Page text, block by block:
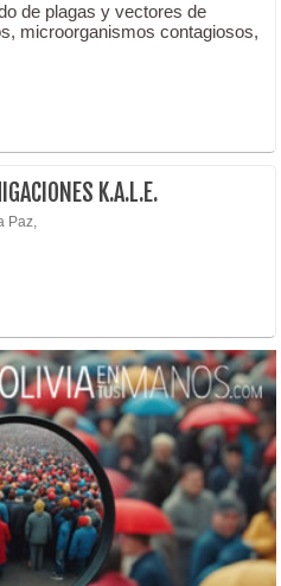
de plagas y vectores de
microorganismos contagiosos,
K.A.L.E.
Paz,